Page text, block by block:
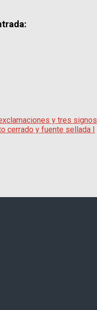
y tres signos
cerrado y fuente sellada I